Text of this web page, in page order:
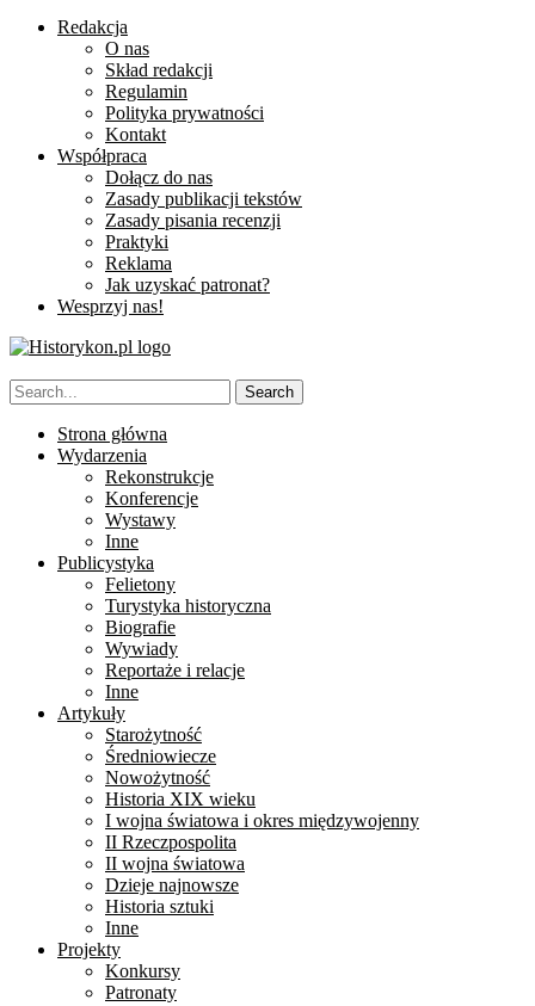
Redakcja
O nas
Skład redakcji
Regulamin
Polityka prywatności
Kontakt
Współpraca
Dołącz do nas
Zasady publikacji tekstów
Zasady pisania recenzji
Praktyki
Reklama
Jak uzyskać patronat?
Wesprzyj nas!
Strona główna
Wydarzenia
Rekonstrukcje
Konferencje
Wystawy
Inne
Publicystyka
Felietony
Turystyka historyczna
Biografie
Wywiady
Reportaże i relacje
Inne
Artykuły
Starożytność
Średniowiecze
Nowożytność
Historia XIX wieku
I wojna światowa i okres międzywojenny
II Rzeczpospolita
II wojna światowa
Dzieje najnowsze
Historia sztuki
Inne
Projekty
Konkursy
Patronaty